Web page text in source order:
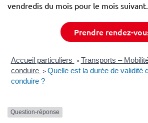
vendredis du mois pour le mois suivant.
Prendre rendez-
Accueil particuliers > Transports –
conduire > Quelle est la durée de validité
conduire ?
Question-réponse